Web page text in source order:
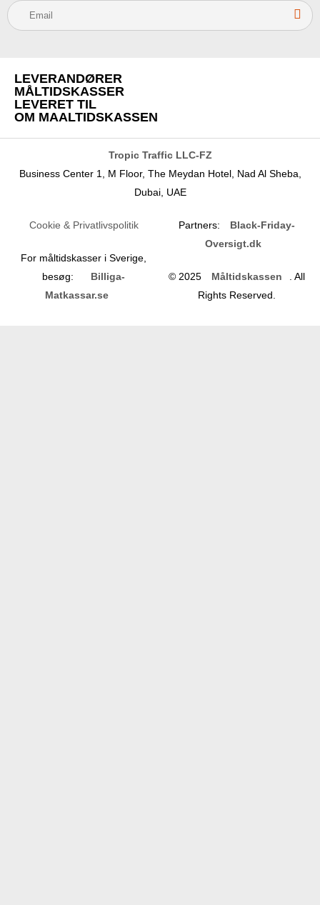
S
LEVERANDØRER
MÅLTIDSKASSER
LEVERET TIL
OM MAALTIDSKASSEN
Tropic Traffic LLC-FZ
Business Center 1, M Floor, The Meydan Hotel, Nad Al Sheba,
Dubai, UAE
Cookie & Privatlivspolitik
For måltidskasser i Sverige,
besøg:
Billiga-
Matkassar.se
Partners:
Black-Friday-
Oversigt.dk
© 2025 Måltidskassen
. All
Rights Reserved.